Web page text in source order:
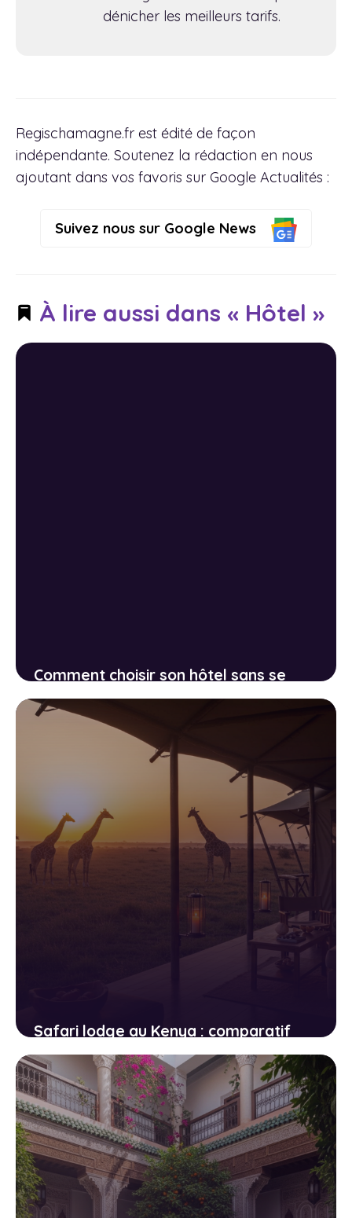
dénicher les meilleurs tarifs.
Regischamagne.fr est édité de façon
indépendante. Soutenez la rédaction en nous
ajoutant dans vos favoris sur Google Actualités :
Suivez nous sur Google News
À lire aussi dans « Hôtel »
Comment choisir son hôtel sans se
tromper : décrypter les avis et repérer
les pièges
Safari lodge au Kenya : comparatif
des hébergements du Masai Mara
23 avril 2026